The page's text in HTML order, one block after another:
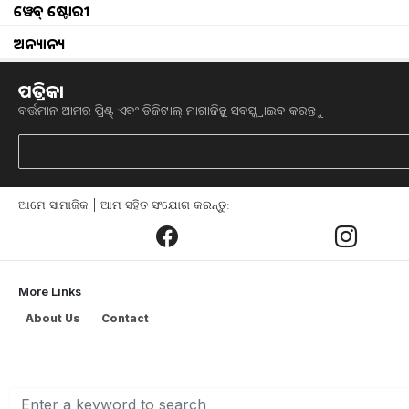
ୱେବ୍ ଷ୍ଟୋରୀ
ଅନ୍ୟାନ୍ୟ
ପତ୍ରିକା
ବର୍ତ୍ତମାନ ଆମର ପ୍ରିଣ୍ଟ୍ ଏବଂ ଡିଜିଟାଲ୍ ମାଗାଜିନ୍କୁ ସବସ୍କ୍ରାଇବ କରନ୍ତୁ
ଆମେ ସାମାଜିକ | ଆମ ସହିତ ସଂଯୋଗ କରନ୍ତୁ:
More Links
About Us
Contact
ଛେଳି ଅନୁସନ୍ଧାନ ପ୍ରତିଷ୍ଠାନ (CIRG)ର
ଏହା ସହିତ ଅର୍ଦ୍ଧରୁ କମ୍ ମୂଲ୍ୟରେ
ବୈଜ୍ଞାନିକ ଢଙ୍ଗରେ ଛେଳି ପାଳିବା
ବଜାର ସୁଯୋଗ ବିଷୟରେ ମଧ୍ୟ ସୂଚନା
ଆର୍ଥିକ ସହାୟତା ମଧ୍ୟ ପ୍ରଦାନ କରୁଛନ୍ତି ।
ଛେଳି ଏବଂ କୁକୁଡ଼ା ପାଳନ କରି ଛେଳି ଚାଷ